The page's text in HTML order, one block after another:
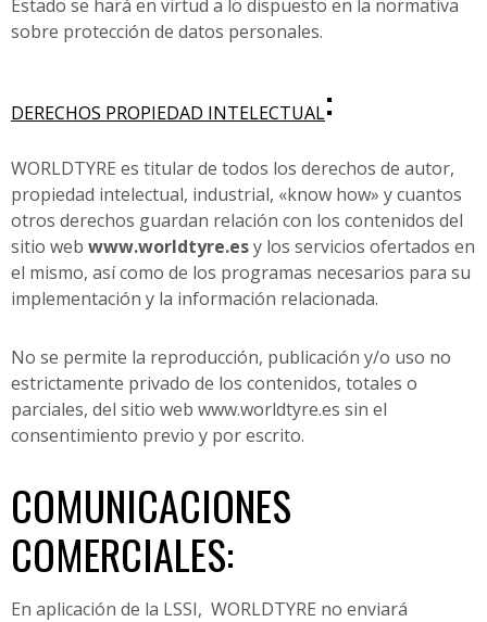
Estado se hará en virtud a lo dispuesto en la normativa
sobre protección de datos personales.
DERECHOS PROPIEDAD INTELECTUAL:
WORLDTYRE es titular de todos los derechos de autor,
propiedad intelectual, industrial, «know how» y cuantos
otros derechos guardan relación con los contenidos del
sitio web www.worldtyre.esy los servicios ofertados en
el mismo, así como de los programas necesarios para su
implementación y la información relacionada.
No se permite la reproducción, publicación y/o uso no
estrictamente privado de los contenidos, totales o
parciales, del sitio web www.worldtyre.es sin el
consentimiento previo y por escrito.
COMUNICACIONES
COMERCIALES:
En aplicación de la LSSI, WORLDTYRE no enviará